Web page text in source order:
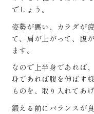
でしょう。
姿勢が悪い、カラダが
て、肩が上がって、腹
ます。
なので上半身であれば
身であれば腹を伸ばす
ものを、取り入れてあ
鍛える前にバランスが